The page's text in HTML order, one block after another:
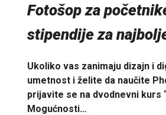
Fotošop za
stipendije za
Ukoliko vas zanimaju dizajn i
umetnost i želite da naučite
prijavite se na dvodnevni kurs
Mogućnosti…